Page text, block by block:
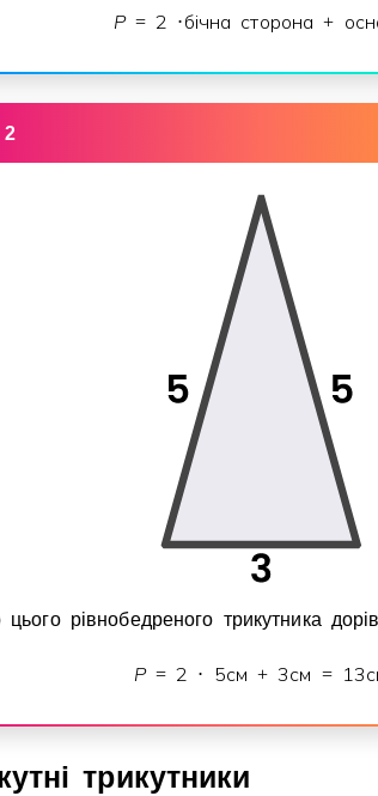
P = 2 ⋅бiчна сторона +
2
цього рiвнобедреного трикутника
P = 2 ⋅ 5см + 3см = 13
трикутники